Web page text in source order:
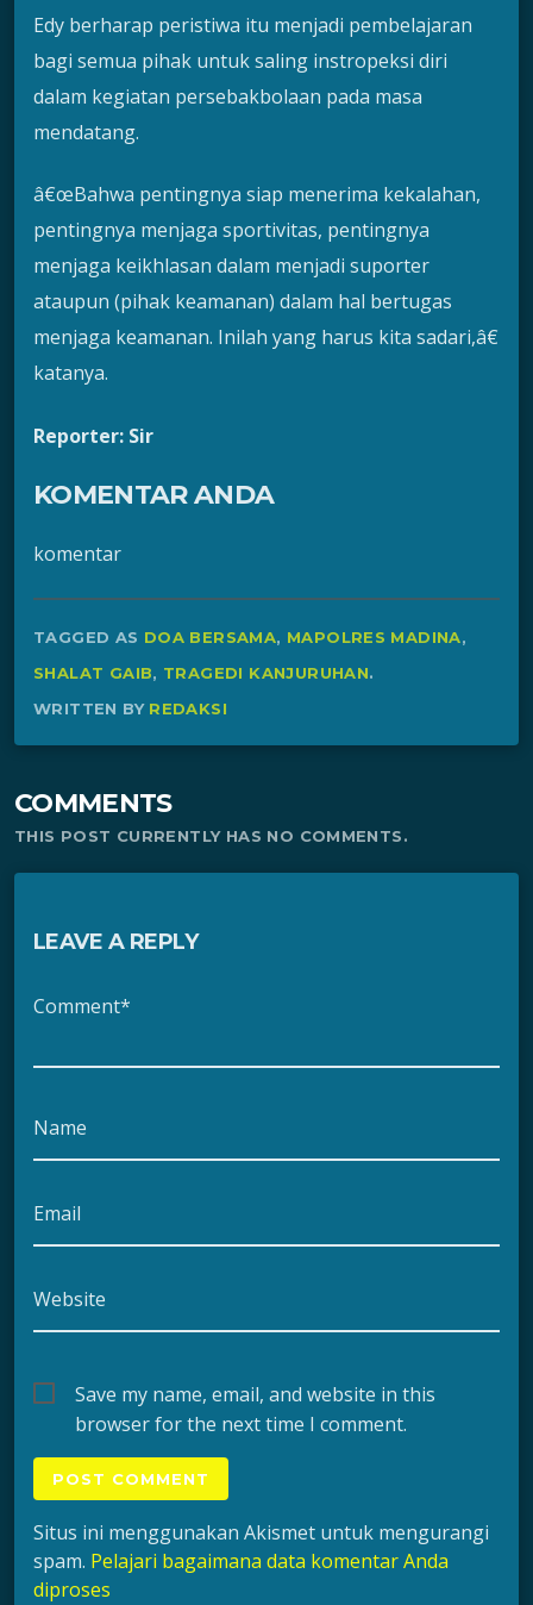
Edy berharap peristiwa itu menjadi pembelajaran
bagi semua pihak untuk saling instropeksi diri
dalam kegiatan persebakbolaan pada masa
mendatang.
â€œBahwa pentingnya siap menerima kekalahan,
pentingnya menjaga sportivitas, pentingnya
menjaga keikhlasan dalam menjadi suporter
ataupun (pihak keamanan) dalam hal bertugas
menjaga keamanan. Inilah yang harus kita sadari,â€
katanya.
Reporter: Sir
KOMENTAR ANDA
komentar
TAGGED AS DOA BERSAMA, MAPOLRES MADINA,
SHALAT GAIB, TRAGEDI KANJURUHAN.
WRITTEN BY REDAKSI
COMMENTS
THIS POST CURRENTLY HAS NO COMMENTS.
LEAVE A REPLY
Comment*
Name
Email
Website
Save my name, email, and website in this
browser for the next time I comment.
Situs ini menggunakan Akismet untuk mengurangi
spam. Pelajari bagaimana data komentar Anda
diproses